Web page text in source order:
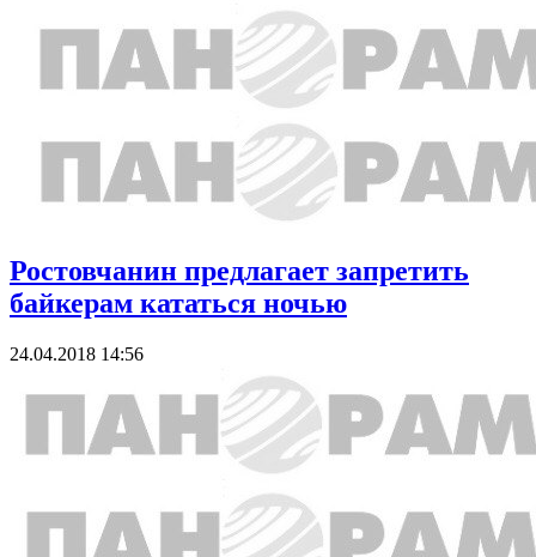
Ростовчанин предлагает запретить
байкерам кататься ночью
24.04.2018 14:56